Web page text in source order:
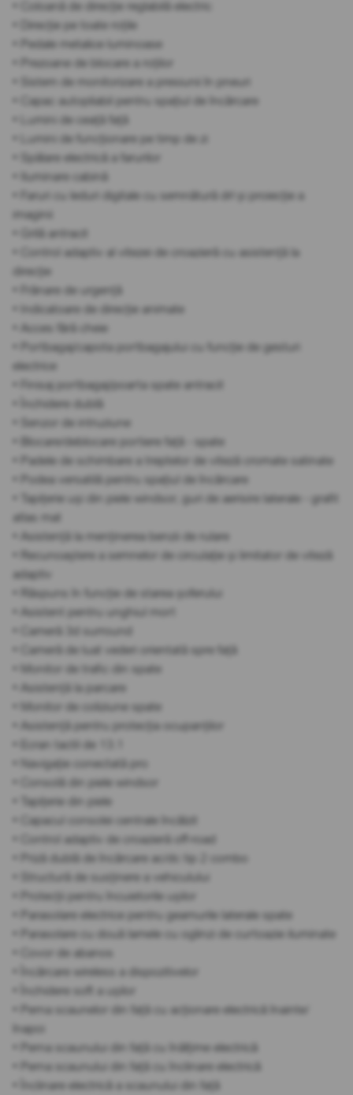
• Coloană de direcție reglabilă electric
• Direcție pe toate roțile
• Pedale metalice luminoase
• Prezoane de blocare a roților
• Sistem de monitorizare a presiunii în pneuri
• Capac autopliabil pentru spațiul de încărcare
• Lumini de ceață față
• Lumini de funcționare pe timp de zi
• Spălare electrică a farurilor
• Iluminare cabină
• Faruri cu leduri digitale cu semnătură drl și proiecție a
imaginii
• Grilă antracit
• Control adaptiv al vitezei de croazieră cu asistență la
direcție
• Frânare de urgență
• Indicatoare de direcție animate
• Acces fără cheie
• Portbagaj/capota portbagajului cu funcție de gesturi
electrice
• Finisaj portbagaj/poarta spate antracit
• Închidere dublă
• Senzor de intruziune
• Blocare/deblocare portiere față - spate
• Padele de schimbare a treptelor de viteză cromate satinate
• Podea versatilă pentru spațiul de încărcare
• Tapițerie uși din piele windsor, guri de aerisire laterale - grafit
atlas mat
• Asistență la menținerea benzii de rulare
• Recunoaștere a semnelor de circulație și limitator de viteză
adaptiv
• Răspuns în funcție de starea șoferului
• Asistent pentru unghiul mort
• Cameră 3d surround
• Cameră de luat vederi orientată spre față
• Monitor de trafic din spate
• Asistență la parcare
• Monitor de coliziune spate
• Asistență pentru protecția ocupanților
• Ecran tactil de 13.1
• Navigație conectată pro
• Consolă din piele windsor
• Tapițerie din piele
• Capacul consolei centrale încălzit
• Control adaptiv de croazieră off-road
• Priză dublă de încărcare ac/dc tip 2 combo
• Structură de susținere a vehiculului
• Protecții pentru încuietorile ușilor
• Parasolare electrice pentru geamurile laterale spate
• Parasolare cu două lamele cu oglinzi de curtoazie iluminate
• Covor de abanos
• Încărcare wireless a dispozitivelor
• Închidere soft a ușilor
• Perna scaunelor din față cu acționare electrică înainte/
înapoi
• Perna scaunului din față cu înălțime electrică
• Perna scaunului din față cu înclinare electrică
• Înclinare electrică a scaunului din față